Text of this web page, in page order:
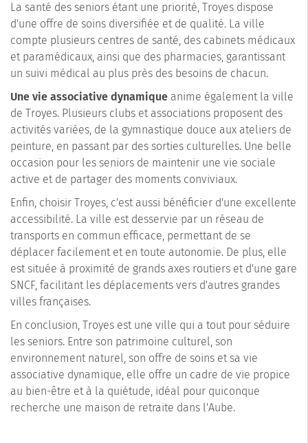
La santé des seniors étant une priorité, Troyes dispose
d'une offre de soins diversifiée et de qualité. La ville
compte plusieurs centres de santé, des cabinets médicaux
et paramédicaux, ainsi que des pharmacies, garantissant
un suivi médical au plus près des besoins de chacun.
Une vie associative dynamique anime également la ville
de Troyes. Plusieurs clubs et associations proposent des
activités variées, de la gymnastique douce aux ateliers de
peinture, en passant par des sorties culturelles. Une belle
occasion pour les seniors de maintenir une vie sociale
active et de partager des moments conviviaux.
Enfin, choisir Troyes, c'est aussi bénéficier d'une excellente
accessibilité. La ville est desservie par un réseau de
transports en commun efficace, permettant de se
déplacer facilement et en toute autonomie. De plus, elle
est située à proximité de grands axes routiers et d'une gare
SNCF, facilitant les déplacements vers d'autres grandes
villes françaises.
En conclusion, Troyes est une ville qui a tout pour séduire
les seniors. Entre son patrimoine culturel, son
environnement naturel, son offre de soins et sa vie
associative dynamique, elle offre un cadre de vie propice
au bien-être et à la quiétude, idéal pour quiconque
recherche une maison de retraite dans l'Aube.